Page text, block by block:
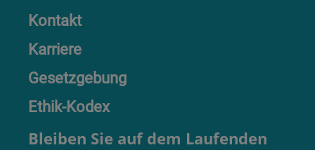
Kontakt
Karriere
Gesetzgebung
Ethik-Kodex
Bleiben Sie auf dem Laufenden